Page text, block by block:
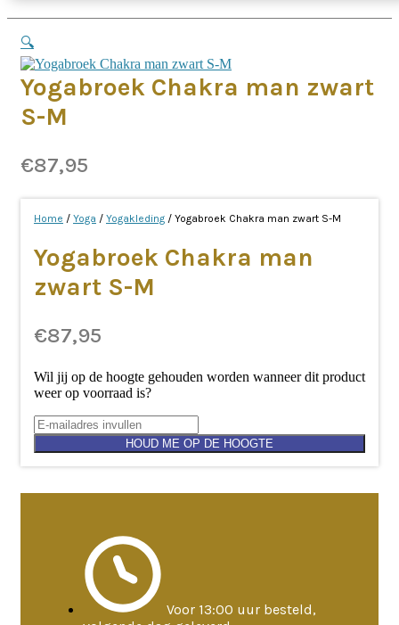
🔍
Yogabroek Chakra man zwart
S-M
€87,95
Home / Yoga / Yogakleding / Yogabroek Chakra man zwart S-M
Yogabroek Chakra man
zwart S-M
€87,95
Wil jij op de hoogte gehouden worden wanneer dit product
weer op voorraad is?
HOUD ME OP DE HOOGTE
Voor 13:00 uur besteld,